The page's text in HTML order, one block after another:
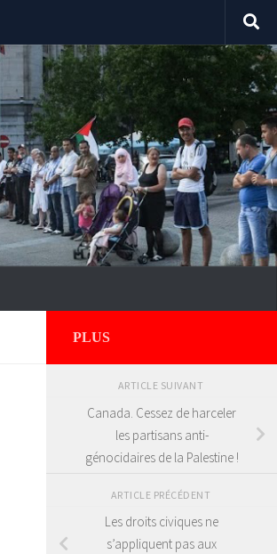
PLUS
ARTICLE SUIVANT
Canada. Cessez de harceler
les partisans anti-
génocidaires de la Palestine !
ARTICLE PRÉCÉDENT
Les droits civiques ne
s’appliquent pas aux